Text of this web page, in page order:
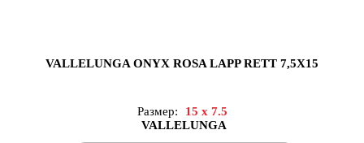
VALLELUNGA ONYX ROSA LAPP RETT 7,5X15
Размер:
15 x 7.5
VALLELUNGA